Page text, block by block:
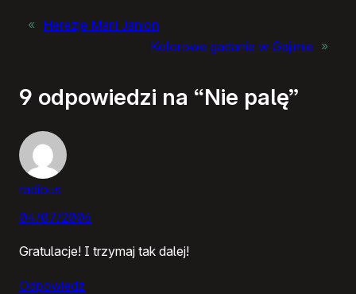
« Herezje Marii Janion
Kolorowe gadanie w Gajimie »
9 odpowiedzi na “Nie palę”
radious
04/07/2006
Gratulacje! I trzymaj tak dalej!
Odpowiedz